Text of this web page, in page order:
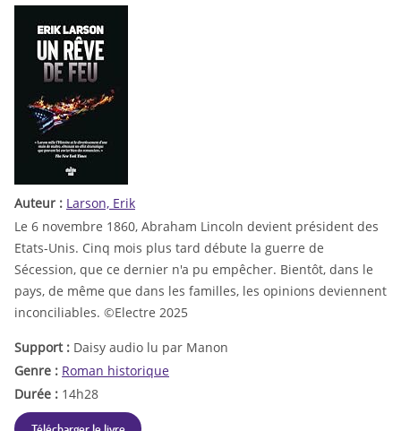
Auteur : Larson, Erik
Le 6 novembre 1860, Abraham Lincoln devient président des
Etats-Unis. Cinq mois plus tard débute la guerre de
Sécession, que ce dernier n'a pu empêcher. Bientôt, dans le
pays, de même que dans les familles, les opinions deviennent
inconciliables. ©Electre 2025
Support : Daisy audio lu par Manon
Genre : Roman historique
Durée : 14h28